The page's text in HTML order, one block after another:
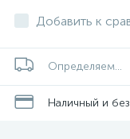
Добавить к
Определяем...
Наличный и